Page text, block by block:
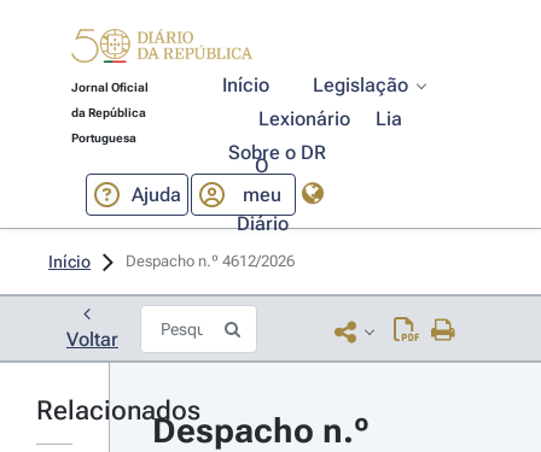
Jornal Oficial
da República
Portuguesa
Início
Legislação
Lexionário
Lia
Sobre o DR
Ajuda
O
meu
Diário
Início Despacho n.º 4612/2026
Voltar
Relacionados
Despacho n.º